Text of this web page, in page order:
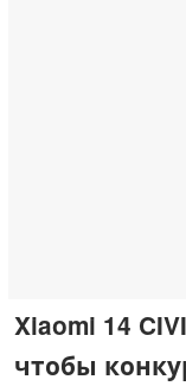
Xiaomi 14
чтобы